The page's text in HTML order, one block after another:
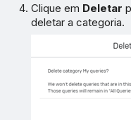
Clique em Deletar
deletar a categoria.